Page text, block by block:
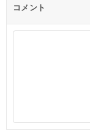
コメント